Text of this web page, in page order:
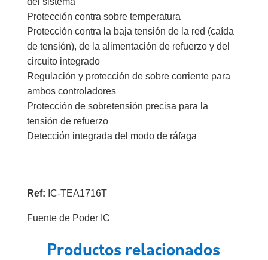
Protección contra sobre temperatura
Protección contra la baja tensión de la red (caída
de tensión), de la alimentación de refuerzo y del
circuito integrado
Regulación y protección de sobre corriente para
ambos controladores
Protección de sobretensión precisa para la
tensión de refuerzo
Detección integrada del modo de ráfaga
Ref: IC-TEA1716T
Fuente de Poder IC
Productos relacionados